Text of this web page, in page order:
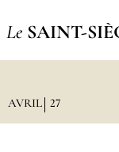
Le SAINT-
AVRIL 27